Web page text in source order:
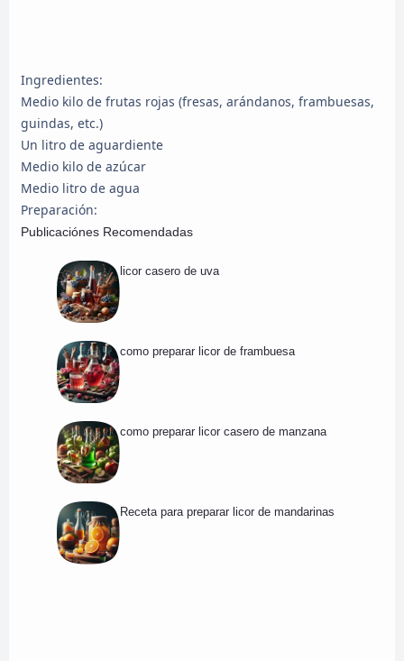
Ingredientes:
Medio kilo de frutas rojas (fresas, arándanos, frambuesas,
guindas, etc.)
Un litro de aguardiente
Medio kilo de azúcar
Medio litro de agua
Preparación:
Publicaciónes Recomendadas
licor casero de uva
como preparar licor de frambuesa
como preparar licor casero de manzana
Receta para preparar licor de mandarinas